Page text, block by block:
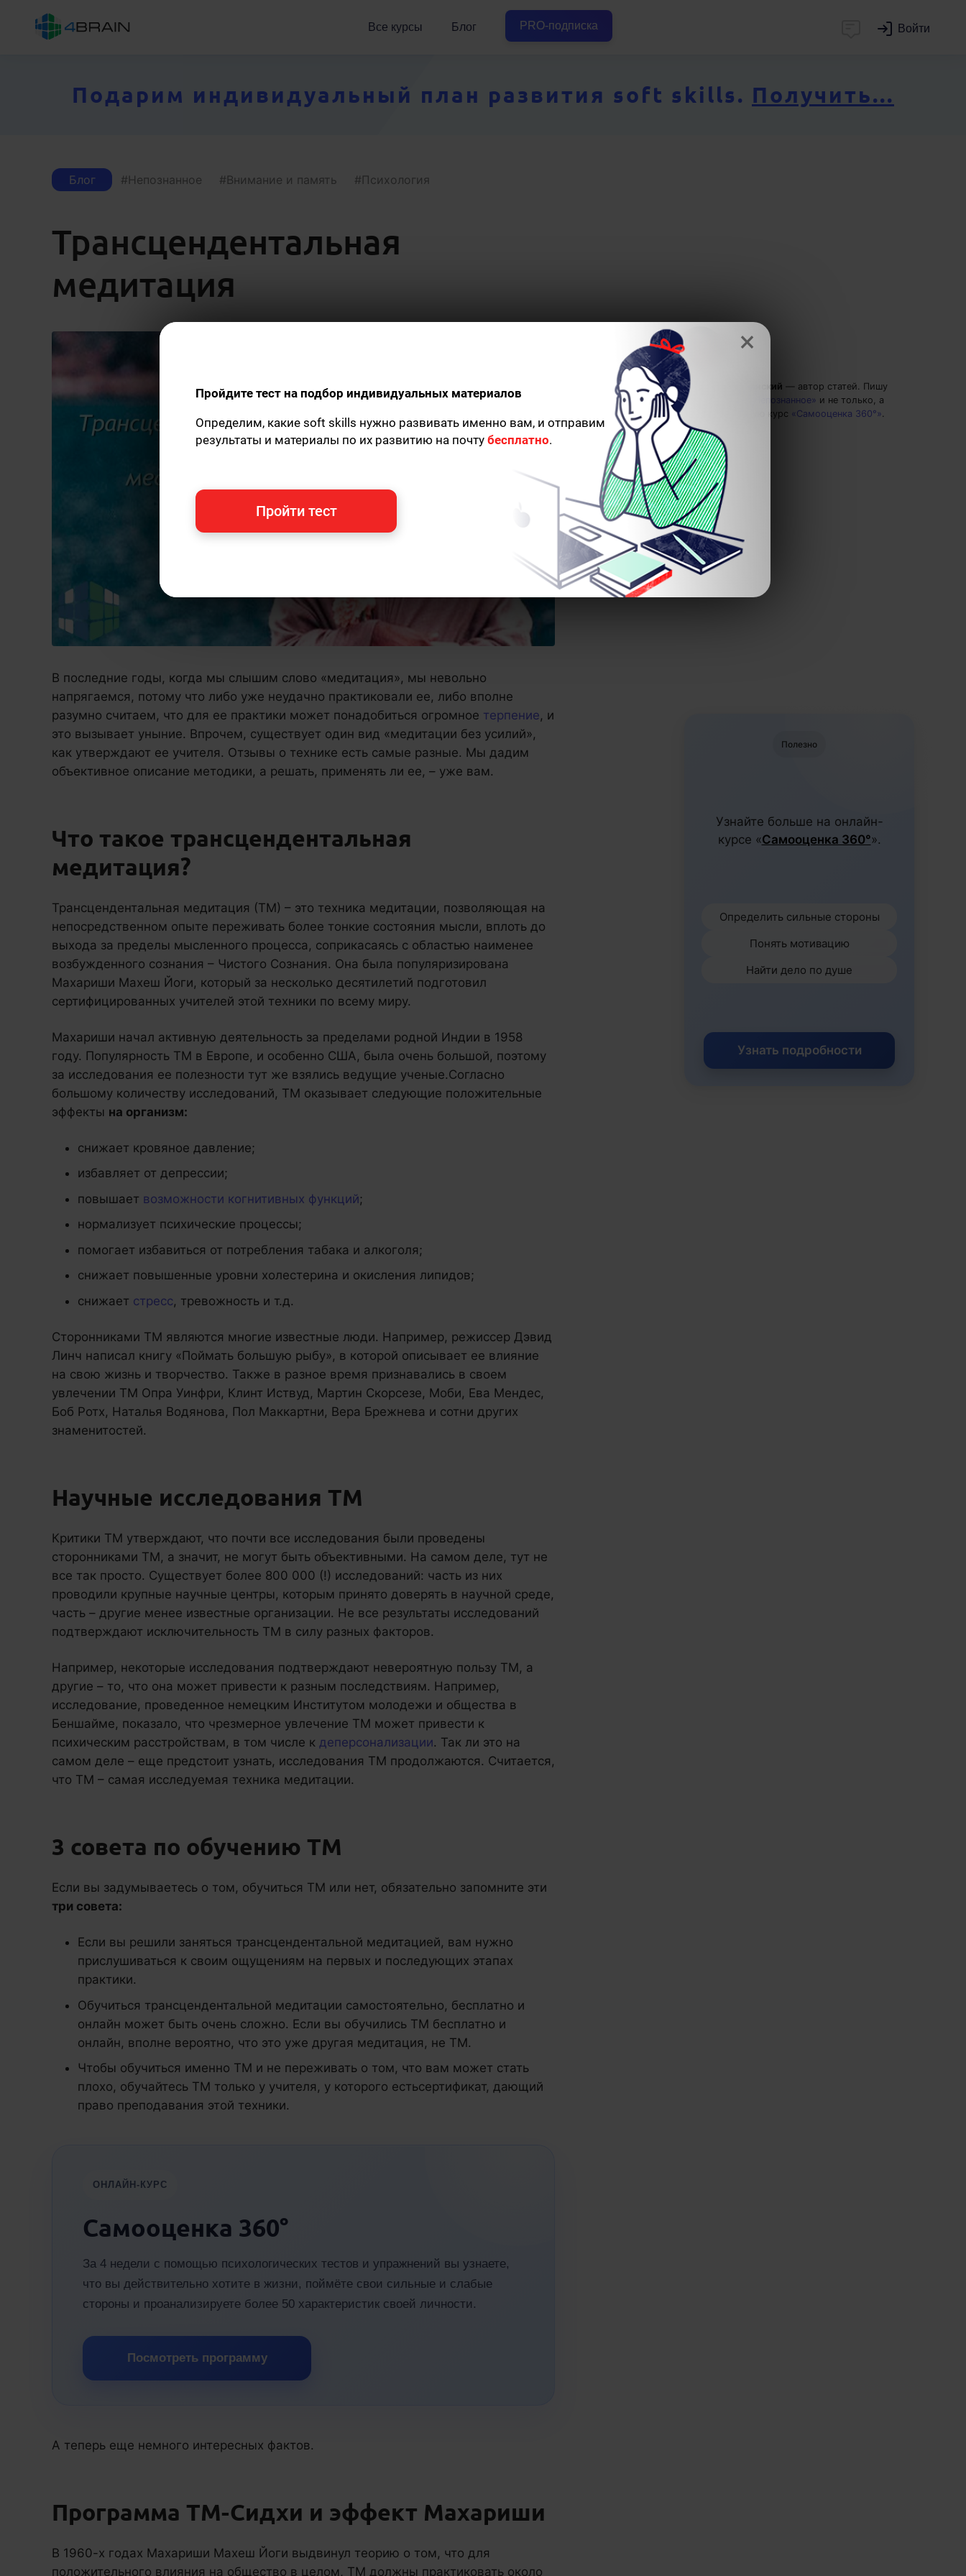
Все курсы Блог PRO-подписка Войти
Подарим индивидуальный план развития soft skills. Получить...
Блог Непознанное Внимание и память Психология
Трансцендентальная
медитация
Григорий Кшеминский — автор статей. Пишу
статьи по теме
«Непознанное» и не только, а
также рекомендую курс «Самооценка 360°».
В последние годы, когда мы слышим слово «медитация», мы невольно
напрягаемся, потому что либо уже неудачно практиковали ее, либо вполне
разумно считаем, что для ее практики может понадобиться огромное терпение, и
это вызывает уныние. Впрочем, существует один вид «медитации без усилий»,
как утверждают ее учителя. Отзывы о технике есть самые разные. Мы дадим
объективное описание методики, а решать, применять ли ее, – уже вам.
Что такое трансцендентальная
медитация?
Трансцендентальная медитация (ТМ) – это техника медитации, позволяющая на
непосредственном опыте переживать более тонкие состояния мысли, вплоть до
выхода за пределы мысленного процесса, соприкасаясь с областью наименее
возбужденного сознания – Чистого Сознания. Она была популяризирована
Махариши Махеш Йоги, который за несколько десятилетий подготовил
сертифицированных учителей этой техники по всему миру.
Махариши начал активную деятельность за пределами родной Индии в 1958
году. Популярность ТМ в Европе, и особенно США, была очень большой, поэтому
за исследования ее полезности тут же взялись ведущие ученые.Согласно
большому количеству исследований, ТМ оказывает следующие положительные
эффекты на организм:
снижает кровяное давление;
избавляет от депрессии;
повышает возможности когнитивных функций;
нормализует психические процессы;
помогает избавиться от потребления табака и алкоголя;
снижает повышенные уровни холестерина и окисления липидов;
снижает стресс, тревожность и т.д.
Сторонниками ТМ являются многие известные люди. Например, режиссер Дэвид
Линч написал книгу «Поймать большую рыбу», в которой описывает ее влияние
на свою жизнь и творчество. Также в разное время признавались в своем
увлечении ТМ Опра Уинфри, Клинт Иствуд, Мартин Скорсезе, Моби, Ева Мендес,
Боб Ротх, Наталья Водянова, Пол Маккартни, Вера Брежнева и сотни других
знаменитостей.
Научные исследования ТМ
Критики ТМ утверждают, что почти все исследования были проведены
сторонниками ТМ, а значит, не могут быть объективными. На самом деле, тут не
все так просто. Существует более 800 000 (!) исследований: часть из них
проводили крупные научные центры, которым принято доверять в научной среде,
часть – другие менее известные организации. Не все результаты исследований
подтверждают исключительность ТМ в силу разных факторов.
Например, некоторые исследования подтверждают невероятную пользу ТМ, а
другие – то, что она может привести к разным последствиям. Например,
исследование, проведенное немецким Институтом молодежи и общества в
Беншайме, показало, что чрезмерное увлечение ТМ может привести к
психическим расстройствам, в том числе к деперсонализации. Так ли это на
самом деле – еще предстоит узнать, исследования ТМ продолжаются. Считается,
что ТМ – самая исследуемая техника медитации.
3 совета по обучению ТМ
Если вы задумываетесь о том, обучиться ТМ или нет, обязательно запомните эти
три совета:
Если вы решили заняться трансцендентальной медитацией, вам нужно
прислушиваться к своим ощущениям на первых и последующих этапах
практики.
Обучиться трансцендентальной медитации самостоятельно, бесплатно и
онлайн может быть очень сложно. Если вы обучились ТМ бесплатно и
онлайн, вполне вероятно, что это уже другая медитация, не ТМ.
Чтобы обучиться именно ТМ и не переживать о том, что вам может стать
плохо, обучайтесь ТМ только у учителя, у которого естьсертификат, дающий
право преподавания этой техники.
ОНЛАЙН-КУРС
Самооценка 360°
За 4 недели с помощью психологических тестов и упражнений вы узнаете,
что вы действительно хотите в жизни, поймёте свои сильные и слабые
стороны и проанализируете более 50 характеристик своей личности.
Посмотреть программу
А теперь еще немного интересных фактов.
Программа ТМ-Сидхи и эффект Махариши
В 1960-х годах Махариши Махеш Йоги выдвинул теорию о том, что для
положительного влияния на общество в целом, ТМ должны практиковать около
Полезно
Узнайте больше на онлайн-
курсе «Самооценка 360°».
Определить сильные стороны
Понять мотивацию
Найти дело по душе
Узнать подробности
×
Пройдите тест на подбор индивидуальных материалов
Определим, какие soft skills нужно развивать именно вам, и отправим
результаты и материалы по их развитию на почту бесплатно.
Пройти тест